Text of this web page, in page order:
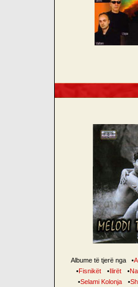
Albume të tjerë nga •
•Fisnikët •Ilirët •
•Selami Kolonja •